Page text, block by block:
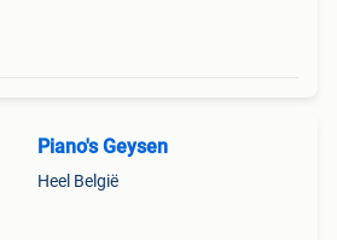
Piano's Geysen
Heel België